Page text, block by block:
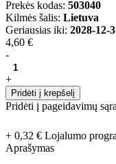
Prekės kodas: 503040
Kilmės šalis: Lietuva
Geriausias iki: 2028-12-
4,60 €
-
+
Pridėti į krepšelį
Pridėti į pageidavimų
+ 0,32 € Lojalumo
Aprašymas